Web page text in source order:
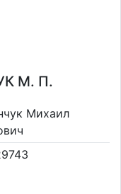
М. П.
Михаил